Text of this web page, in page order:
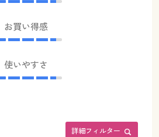
お買い得感
使いやすさ
詳細フィルター